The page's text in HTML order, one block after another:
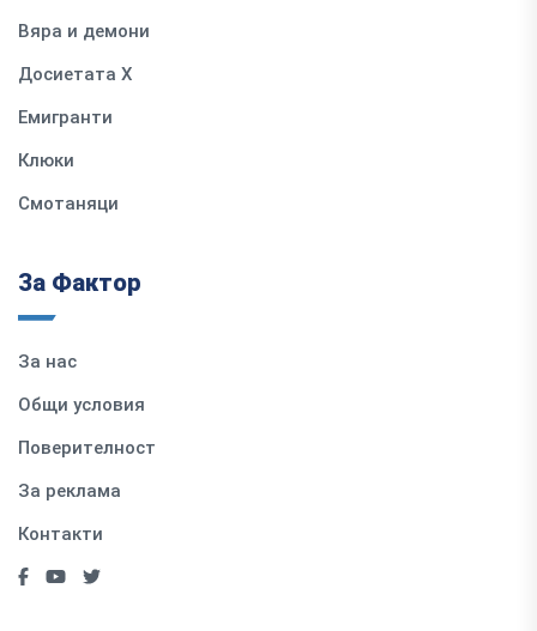
Вяра и демони
Досиетата Х
Емигранти
Клюки
Смотаняци
За Фактор
За нас
Общи условия
Поверителност
За реклама
Контакти